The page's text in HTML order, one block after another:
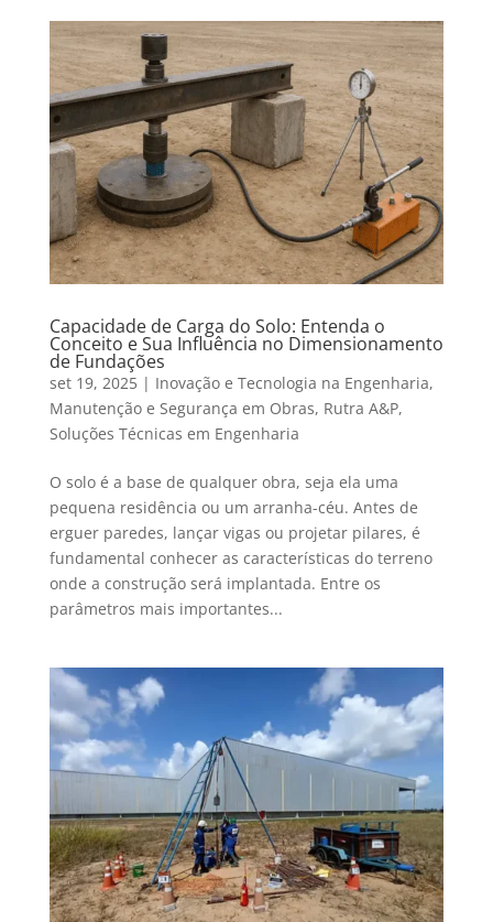
Capacidade de Carga do Solo: Entenda o
Conceito e Sua Influência no Dimensionamento
de Fundações
set 19, 2025| Inovação e Tecnologia na Engenharia,
Manutenção e Segurança em Obras, Rutra A&P,
Soluções Técnicas em Engenharia
O solo é a base de qualquer obra, seja ela uma
pequena residência ou um arranha-céu. Antes de
erguer paredes, lançar vigas ou projetar pilares, é
fundamental conhecer as características do terreno
onde a construção será implantada. Entre os
parâmetros mais importantes...